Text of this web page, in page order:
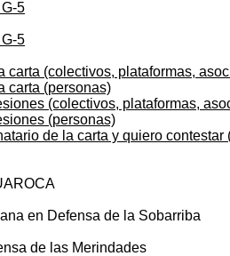
5
5
carta (colectivos, plataformas,
carta (personas)
(colectivos, plataformas,
(personas)
de la carta y quiero
en Defensa de la Sobarriba
de las Merindades